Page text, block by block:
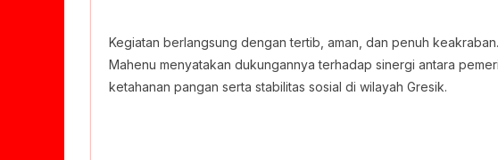
Kegiatan berlangsung dengan tertib, aman, dan penuh
Mahenu menyatakan dukungannya terhadap sinergi antara
ketahanan pangan serta stabilitas sosial di wilayah Gresik.